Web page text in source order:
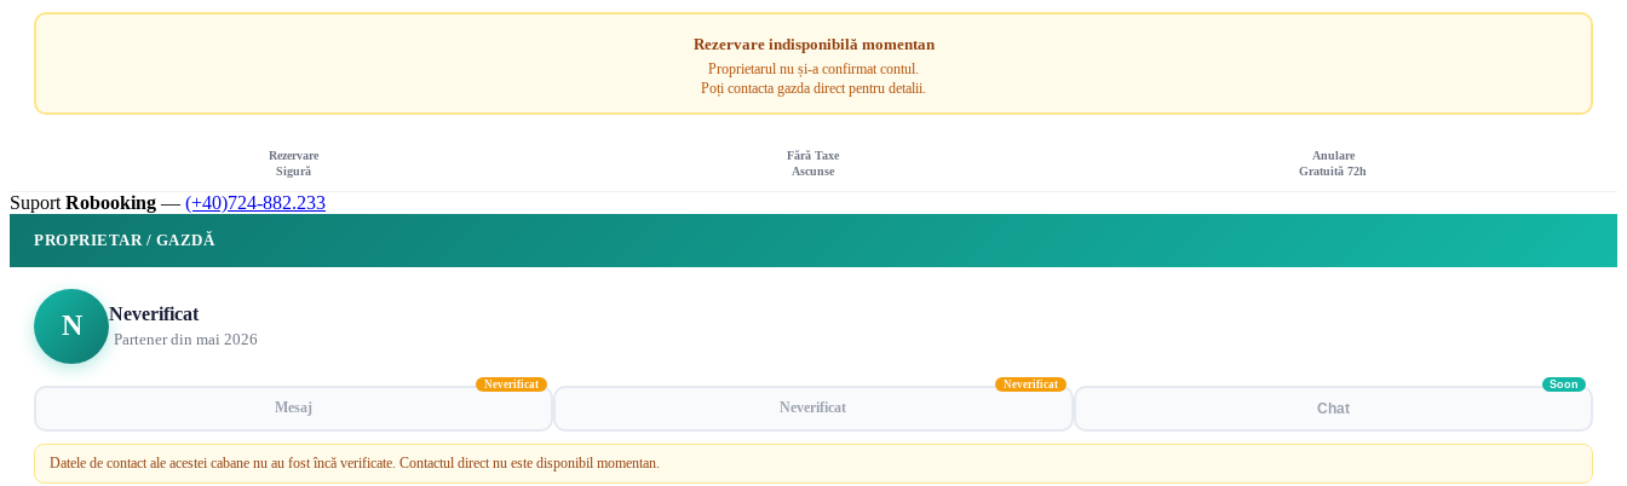
Rezervare indisponibilă momentan
Proprietarul nu și-a confirmat contul.
Poți contacta gazda direct pentru detalii.
Rezervare
Sigură
Fără Taxe
Ascunse
Anulare
Gratuită 72h
Suport Robooking — (+40)724-882.233
PROPRIETAR / GAZDĂ
N Neverificat
Partener din mai 2026
Mesaj
Neverificat
Neverificat
Neverificat
Chat
Soon
Datele de contact ale acestei cabane nu au fost încă verificate. Contactul direct nu este disponibil momentan.